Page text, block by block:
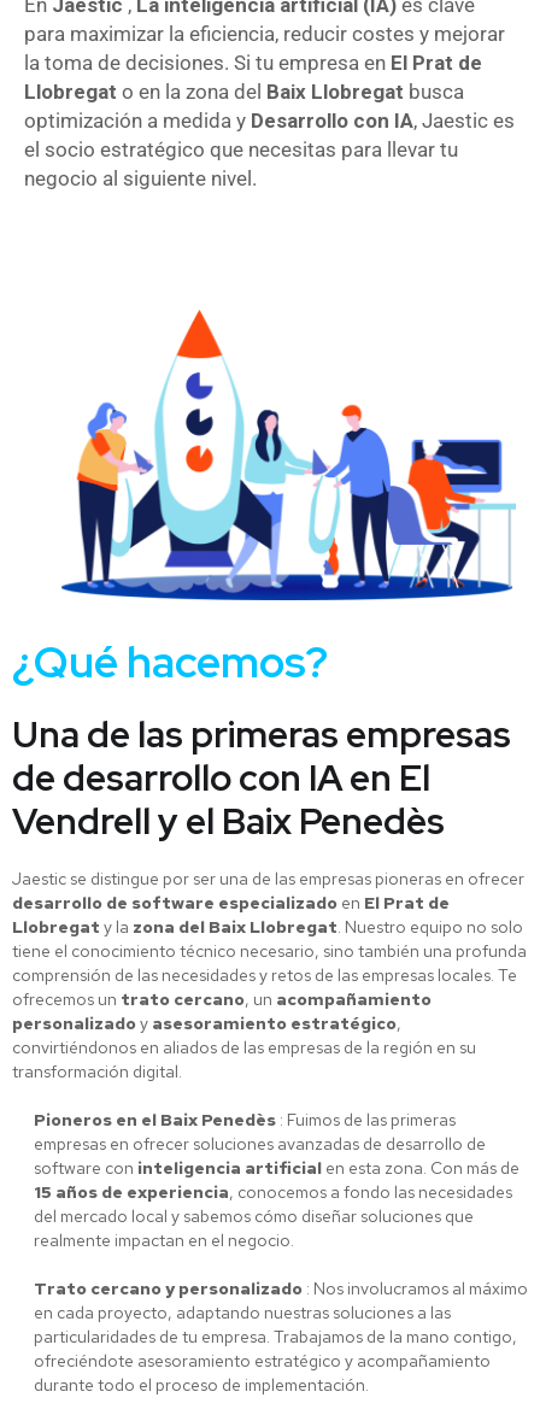
En Jaestic , La inteligencia artificial (IA) es clave
para maximizar la eficiencia, reducir costes y mejorar
la toma de decisiones. Si tu empresa en El Prat de
Llobregat o en la zona del Baix Llobregat busca
optimización a medida y Desarrollo con IA, Jaestic es
el socio estratégico que necesitas para llevar tu
negocio al siguiente nivel.
¿Qué hacemos?
Una de las primeras empresas
de desarrollo con IA en El
Vendrell y el Baix Penedès
Jaestic se distingue por ser una de las empresas pioneras en ofrecer
desarrollo de software especializado en El Prat de
Llobregat y la zona del Baix Llobregat. Nuestro equipo no solo
tiene el conocimiento técnico necesario, sino también una profunda
comprensión de las necesidades y retos de las empresas locales. Te
ofrecemos un trato cercano, un acompañamiento
personalizadoy asesoramiento estratégico,
convirtiéndonos en aliados de las empresas de la región en su
transformación digital.
Pioneros en el Baix Penedès : Fuimos de las primeras
empresas en ofrecer soluciones avanzadas de desarrollo de
software con inteligencia artificial en esta zona. Con más de
15 años de experiencia, conocemos a fondo las necesidades
del mercado local y sabemos cómo diseñar soluciones que
realmente impactan en el negocio.
Trato cercano y personalizado : Nos involucramos al máximo
en cada proyecto, adaptando nuestras soluciones a las
particularidades de tu empresa. Trabajamos de la mano contigo,
ofreciéndote asesoramiento estratégico y acompañamiento
durante todo el proceso de implementación.